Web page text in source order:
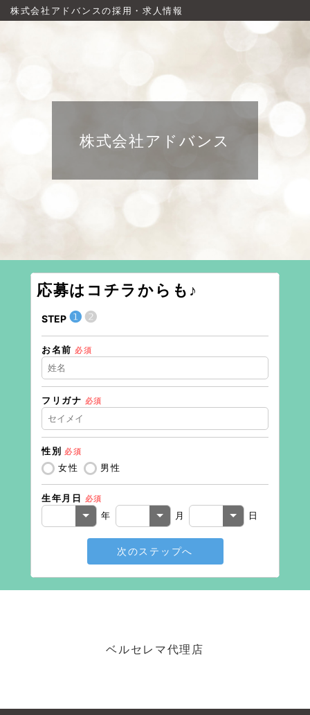
株式会社アドバンスの採用・求人情報
株式会社アドバンス
応募はコチラからも♪
STEP ❶❷
お名前 必須
フリガナ 必須
性別 必須
女性 男性
生年月日 必須
年 月 日
次のステップへ
ベルセレマ代理店